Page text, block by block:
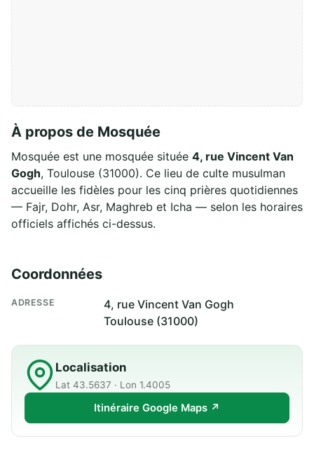
À propos de Mosquée
Mosquée est une mosquée située 4, rue Vincent Van
Gogh, Toulouse (31000). Ce lieu de culte musulman
accueille les fidèles pour les cinq prières quotidiennes
— Fajr, Dohr, Asr, Maghreb et Icha — selon les horaires
officiels affichés ci-dessus.
Coordonnées
ADRESSE
4, rue Vincent Van Gogh
Toulouse (31000)
Localisation
Lat 43.5637 · Lon 1.4005
Itinéraire Google Maps ↗